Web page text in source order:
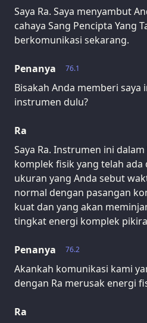
Saya Ra. Saya menyambut
cahaya Sang Pencipta Yang
berkomunikasi sekarang.
76.1
Penanya
Bisakah Anda memberi saya
instrumen dulu?
Ra
Saya Ra. Instrumen ini
komplek fisik yang telah ada
ukuran yang Anda sebut
normal dengan pasangan
kuat dan yang akan
tingkat energi komplek
76.2
Penanya
Akankah komunikasi kami
dengan Ra merusak energi
Ra